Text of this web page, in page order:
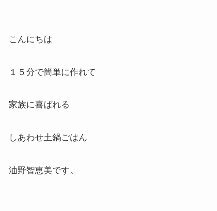
こんにちは
１５分で簡単に作れて
家族に喜ばれる
しあわせ土鍋ごはん
油野智恵美です。